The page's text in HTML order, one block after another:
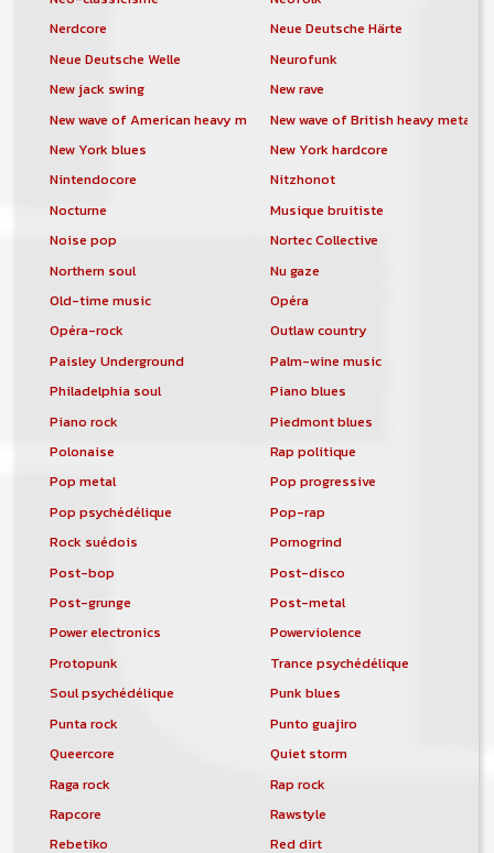
Nerdcore
Neue Deutsche Härte
Neue Deutsche Welle
Neurofunk
New jack swing
New rave
New wave of American heavy metalNew wave of British heavy metal
New York blues
New York hardcore
Nintendocore
Nitzhonot
Nocturne
Musique bruitiste
Noise pop
Nortec Collective
Northern soul
Nu gaze
Old-time music
Opéra
Opéra-rock
Outlaw country
Paisley Underground
Palm-wine music
Philadelphia soul
Piano blues
Piano rock
Piedmont blues
Polonaise
Rap politique
Pop metal
Pop progressive
Pop psychédélique
Pop-rap
Rock suédois
Pornogrind
Post-bop
Post-disco
Post-grunge
Post-metal
Power electronics
Powerviolence
Protopunk
Trance psychédélique
Soul psychédélique
Punk blues
Punta rock
Punto guajiro
Queercore
Quiet storm
Raga rock
Rap rock
Rapcore
Rawstyle
Rebetiko
Red dirt